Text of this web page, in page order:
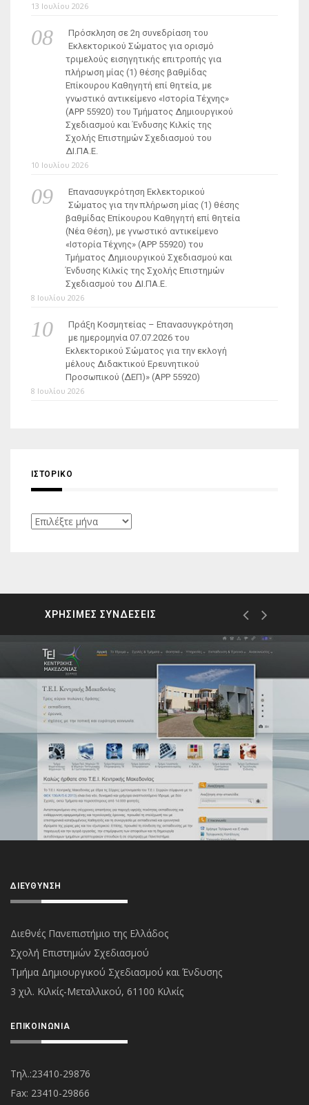
13 Ιουλίου 2026
Πρόσκληση σε 2η συνεδρίαση του
Εκλεκτορικού Σώματος για ορισμό
τριμελούς εισηγητικής επιτροπής για
πλήρωση μίας (1) θέσης βαθμίδας
Επίκουρου Καθηγητή επί θητεία, με
γνωστικό αντικείμενο «Ιστορία Τέχνης»
(ΑΡΡ 55920) του Τμήματος Δημιουργικού
Σχεδιασμού και Ένδυσης Κιλκίς της
Σχολής Επιστημών Σχεδιασμού του
ΔΙ.ΠΑ.Ε.
10 Ιουλίου 2026
Επανασυγκρότηση Εκλεκτορικού
Σώματος για την πλήρωση μίας (1) θέσης
βαθμίδας Επίκουρου Καθηγητή επί θητεία
(Νέα Θέση), με γνωστικό αντικείμενο
«Ιστορία Τέχνης» (ΑΡΡ 55920) του
Τμήματος Δημιουργικού Σχεδιασμού και
Ένδυσης Κιλκίς της Σχολής Επιστημών
Σχεδιασμού του ΔΙ.ΠΑ.Ε.
8 Ιουλίου 2026
Πράξη Κοσμητείας – Επανασυγκρότηση
με ημερομηνία 07.07.2026 του
Εκλεκτορικού Σώματος για την εκλογή
μέλους Διδακτικού Ερευνητικού
Προσωπικού (ΔΕΠ)» (APP 55920)
8 Ιουλίου 2026
ΙΣΤΟΡΙΚΌ
Ιστορικό
ΧΡΗΣΙΜΕΣ ΣΥΝΔΕΣΕΙΣ
ΔΙΕΎΘΥΝΣΗ
Διεθνές Πανεπιστήμιο της Ελλάδος
Σχολή Επιστημών Σχεδιασμού
Τμήμα Δημιουργικού Σχεδιασμού και Ένδυσης
3 χιλ. Κιλκίς-Μεταλλικού, 61100 Κιλκίς
ΕΠΙΚΟΙΝΩΝΊΑ
Τηλ.:23410-29876
Fax: 23410-29866